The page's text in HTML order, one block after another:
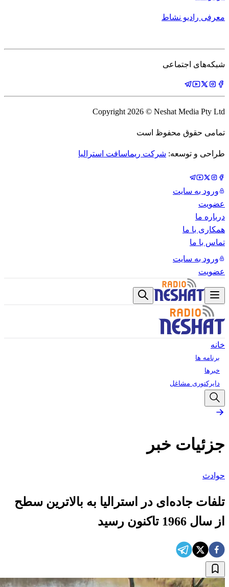
معرفی رادیو نشاط
شبکه‌های اجتماعی
Copyright 2026 © Neshat Media Pty Ltd
تمامی حقوق محفوظ است
طراحی و توسعه: شرکت ریماسافت استرالیا
ورود به سایت
عضویت
درباره ما
همکاری با ما
تماس با ما
ورود به سایت
عضویت
خانه
برنامه ها
خبرها
دایرکتوری مشاغل
جزئیات خبر
حوادث
تلفات جاده‌ای در استرالیا به بالاترین سطح
از سال 1966 تاکنون رسید